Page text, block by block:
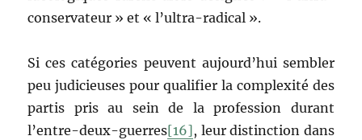
conservateur » et « l’ultra-radical ».
Si ces catégories peuvent aujourd’hui sembler
peu judicieuses pour qualifier la complexité des
partis pris au sein de la profession durant
l’entre-deux-guerres[16], leur distinction dans